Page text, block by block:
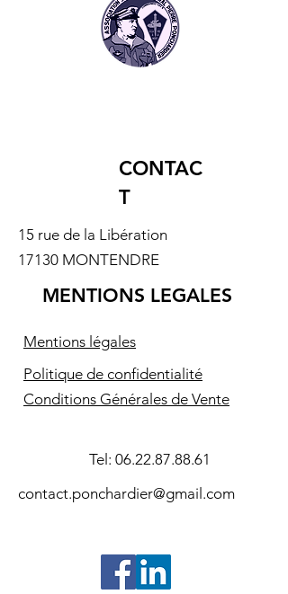
Commandos !
CONTAC
T
15 rue de la Libération
17130 MONTENDRE
MENTIONS LEGALES
Mentions légales
Politique de confidentialité
Conditions Générales de Vente
Tel: 06.22.87.88.61
contact.ponchardier@gmail.com